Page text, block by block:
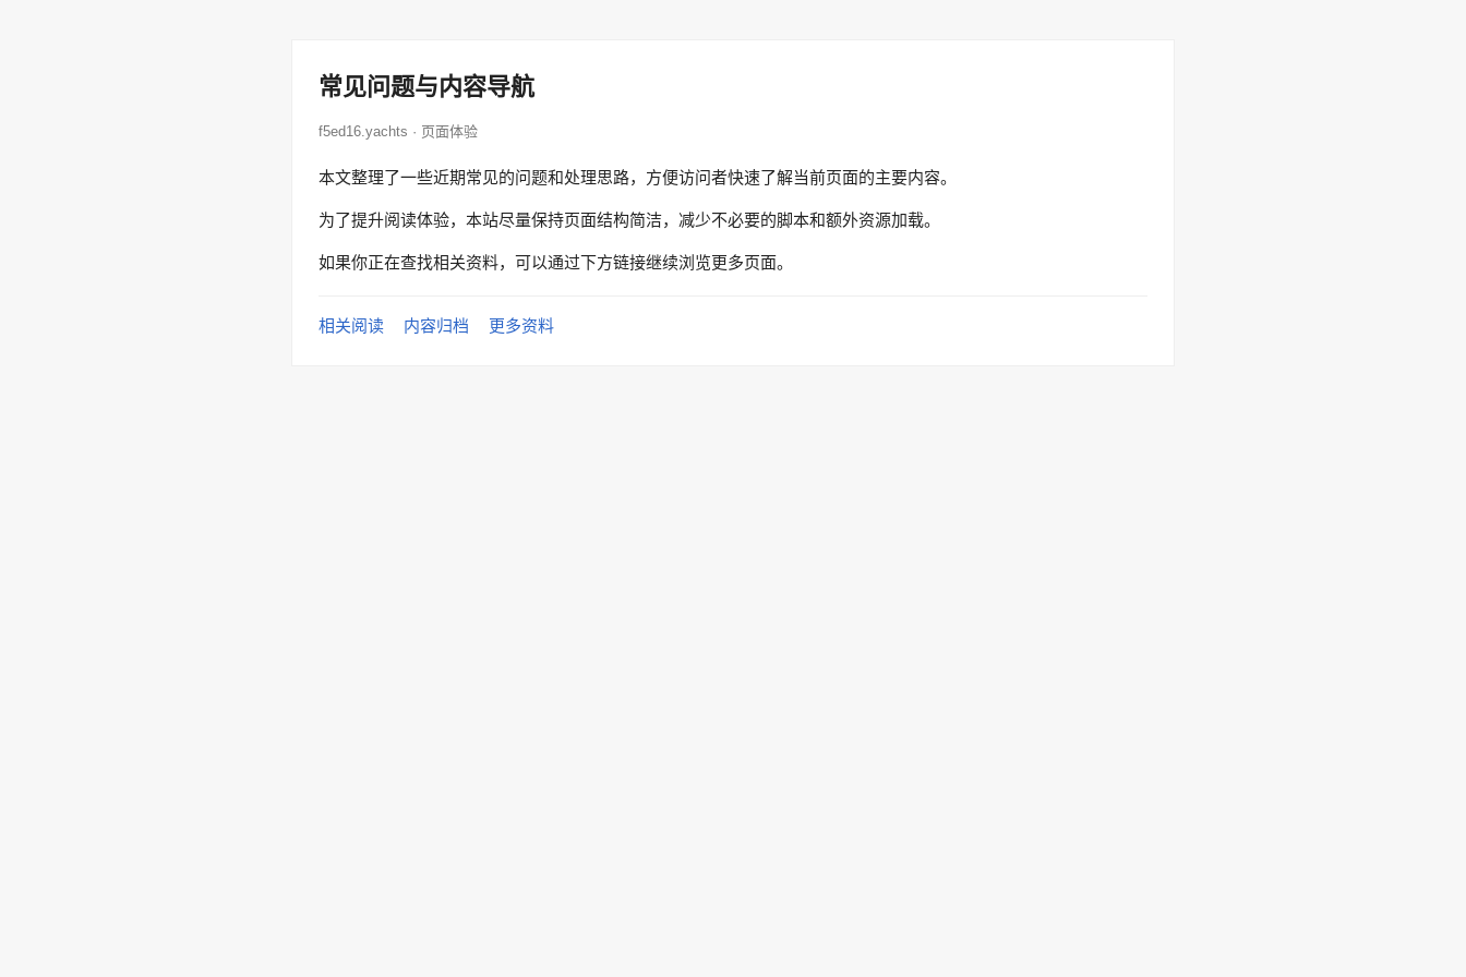
常见问题与内容导航
f5ed16.yachts · 页面体验
本文整理了一些近期常见的问题和处理思路，方便访问者快速了解当前页面的主要内容。
为了提升阅读体验，本站尽量保持页面结构简洁，减少不必要的脚本和额外资源加载。
如果你正在查找相关资料，可以通过下方链接继续浏览更多页面。
相关阅读 内容归档 更多资料